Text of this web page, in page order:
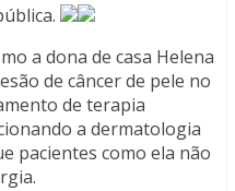
a dona de casa Helena
de câncer de pele no
de terapia
a dermatologia
pacientes como ela não